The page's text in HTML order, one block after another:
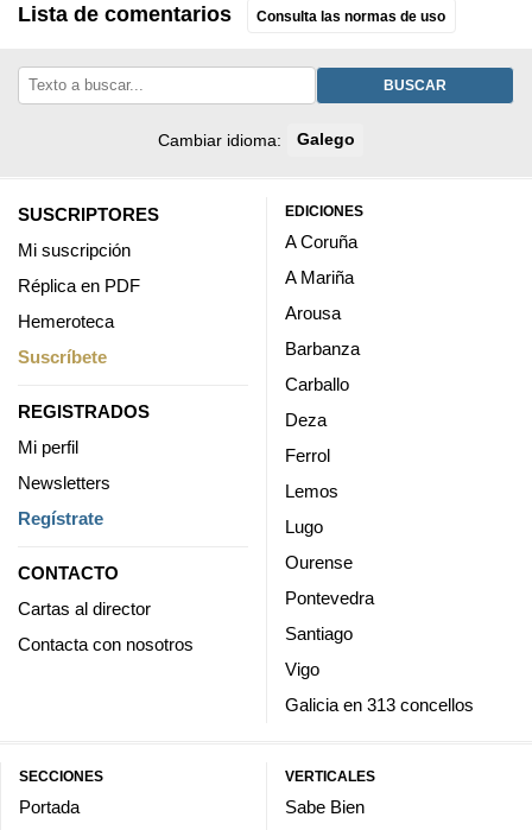
Lista de comentarios Consulta las normas de uso
BUSCAR
Cambiar idioma: Galego
SUSCRIPTORES
Mi suscripción
Réplica en PDF
Hemeroteca
Suscríbete
REGISTRADOS
Mi perfil
Newsletters
Regístrate
CONTACTO
Cartas al director
Contacta con nosotros
EDICIONES
A Coruña
A Mariña
Arousa
Barbanza
Carballo
Deza
Ferrol
Lemos
Lugo
Ourense
Pontevedra
Santiago
Vigo
Galicia en 313 concellos
SECCIONES
Portada
VERTICALES
Sabe Bien